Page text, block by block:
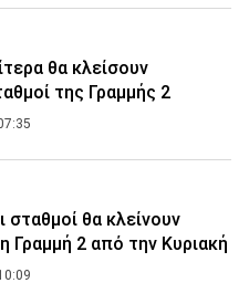
θα κλείσουν
της Γραμμής 2
σταθμοί θα κλείνουν
Γραμμή 2 από την Κυριακή